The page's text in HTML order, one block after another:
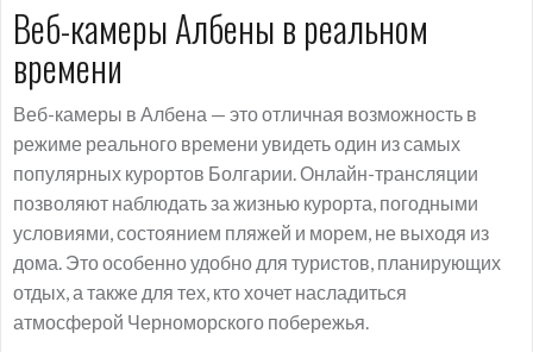
Веб-камеры Албены в реальном
времени
Веб-камеры в Албена — это отличная возможность в
режиме реального времени увидеть один из самых
популярных курортов Болгарии. Онлайн-трансляции
позволяют наблюдать за жизнью курорта, погодными
условиями, состоянием пляжей и морем, не выходя из
дома. Это особенно удобно для туристов, планирующих
отдых, а также для тех, кто хочет насладиться
атмосферой Черноморского побережья.